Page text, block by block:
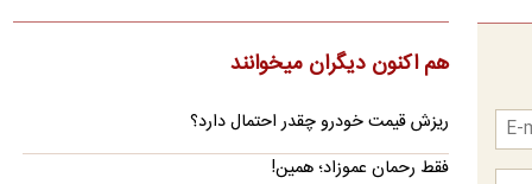
خبرنگار المیادین در تهران از وجود چشم‌اندازی مثبت برای حل‌وفصل
پرونده تنگه هرمز خبر داده و مدعی شده است ایران و عمان…
وزارت خزانه‌داری آمریکا نام چند شرکت هواپیمایی مرتبط با ایران را
از فهرست تحریم‌های خود خارج کرد.
هم اکنون دیگران میخوانند
ریزش قیمت خودرو چقدر احتمال دارد؟
فقط رحمان عموزاد؛ همین!